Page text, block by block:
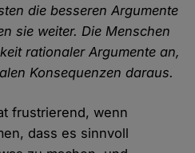
die besseren Argumente
sie weiter. Die Menschen
rationaler Argumente an,
Konsequenzen daraus.
frustrierend, wenn
dass es sinnvoll